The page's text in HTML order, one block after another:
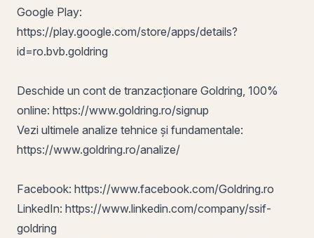
Google Play:
https://play.google.com/store/apps/details?
id=ro.bvb.goldring
Deschide un cont de tranzacționare Goldring, 100%
online: https://www.goldring.ro/signup
Vezi ultimele analize tehnice și fundamentale:
https://www.goldring.ro/analize/
Facebook: https://www.facebook.com/Goldring.ro
LinkedIn: https://www.linkedin.com/company/ssif-
goldring